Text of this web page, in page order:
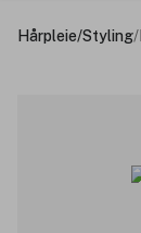
Hårpleie/Styling/